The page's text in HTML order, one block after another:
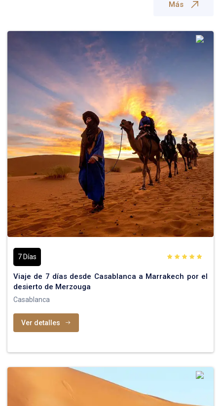
TOURS DESDE ERRACHIDIA
Más
7 Días
Viaje de 7 días desde Casablanca a Marrakech por el
desierto de Merzouga
Casablanca
Ver detalles